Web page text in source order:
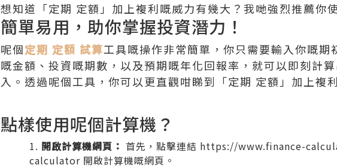
想知道「定期 定額」加上複利嘅威力有幾大？我哋強烈推薦你
簡單易用，助你掌握投資潛力！
呢個定期 定額 試算工具嘅操作非常簡單，你只需要輸入你嘅期
嘅金額、投資嘅期數，以及預期嘅年化回報率，就可以即刻計
入。透過呢個工具，你可以更直觀咁睇到「定期 定額」加上複
點樣使用呢個計算機？
開啟計算機網頁： 首先，點擊連結 https://www.finance-
calculator 開啟計算機嘅網頁。